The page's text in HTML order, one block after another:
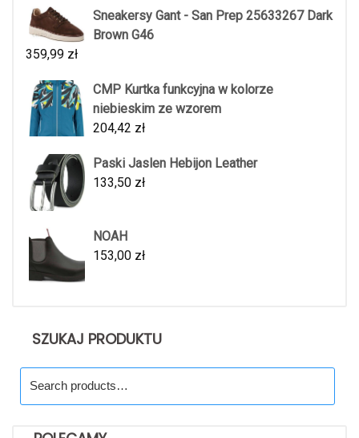
Sneakersy Gant - San Prep 25633267 Dark
Brown G46
359,99 zł
CMP Kurtka funkcyjna w kolorze
niebieskim ze wzorem
204,42 zł
Paski Jaslen Hebijon Leather
133,50 zł
NOAH
153,00 zł
SZUKAJ PRODUKTU
for: